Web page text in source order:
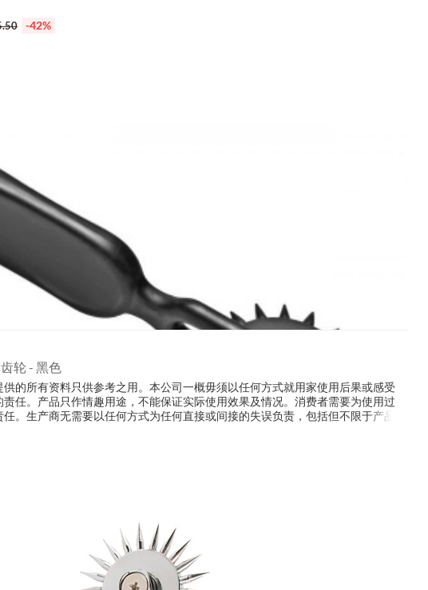
-42%
轮 - 黑色
的所有资料只供参考之用。本公司一概毋须以任何方式就用家使用后果或感受
任。产品只作情趣用途，不能保证实际使用效果及情况。消费者需要为使用过
。生产商无需要以任何方式为任何直接或间接的失误负责，包括但不限于产品
伤害。